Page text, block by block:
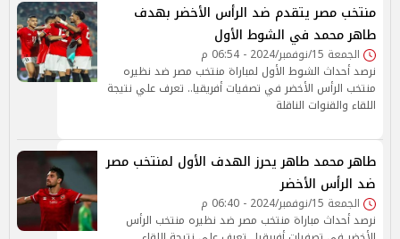
منتخب مصر يتقدم ضد الرأس الأخضر بهدف
طاهر محمد في الشوط الأول
الجمعة 15/نوفمبر/2024 - 06:54 م
نرصد أحداث الشوط الأول لمباراة منتخب مصر ضد نظيره
منتخب الرأس الأخضر في تصفيات أفريقيا.. تعرف علي نتيجة
اللقاء والقنوات الناقلة
طاهر محمد طاهر يحرز الهدف الأول لمنتخب مصر
ضد الرأس الأخضر
الجمعة 15/نوفمبر/2024 - 06:40 م
نرصد أحداث مباراة منتخب مصر ضد نظيره منتخب الرأس